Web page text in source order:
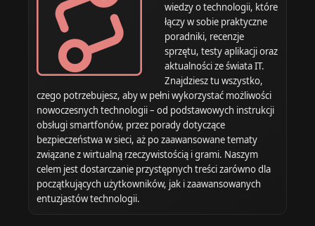
wiedzy o technologii, które
łączy w sobie praktyczne
poradniki, recenzje
sprzętu, testy aplikacji oraz
aktualności ze świata IT.
Znajdziesz tu wszystko,
czego potrzebujesz, aby w pełni wykorzystać możliwości
nowoczesnych technologii – od podstawowych instrukcji
obsługi smartfonów, przez porady dotyczące
bezpieczeństwa w sieci, aż po zaawansowane tematy
związane z wirtualną rzeczywistością i grami. Naszym
celem jest dostarczanie przystępnych treści zarówno dla
początkujących użytkowników, jak i zaawansowanych
entuzjastów technologii.